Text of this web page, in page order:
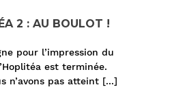
2 : AU BOULOT !
pour l’impression du
est terminée.
n’avons pas atteint [...]